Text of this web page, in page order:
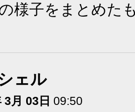
様子をまとめた
ェル
3月 03日 09:50